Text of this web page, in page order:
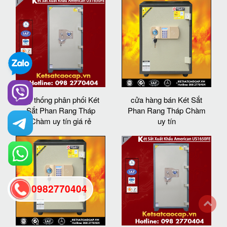
Hệ thống phân phối Két
Sắt Phan Rang Tháp
Chàm uy tín giá rẻ
cửa hàng bán Két Sắt
Phan Rang Tháp Chàm
uy tín
0982770404
back